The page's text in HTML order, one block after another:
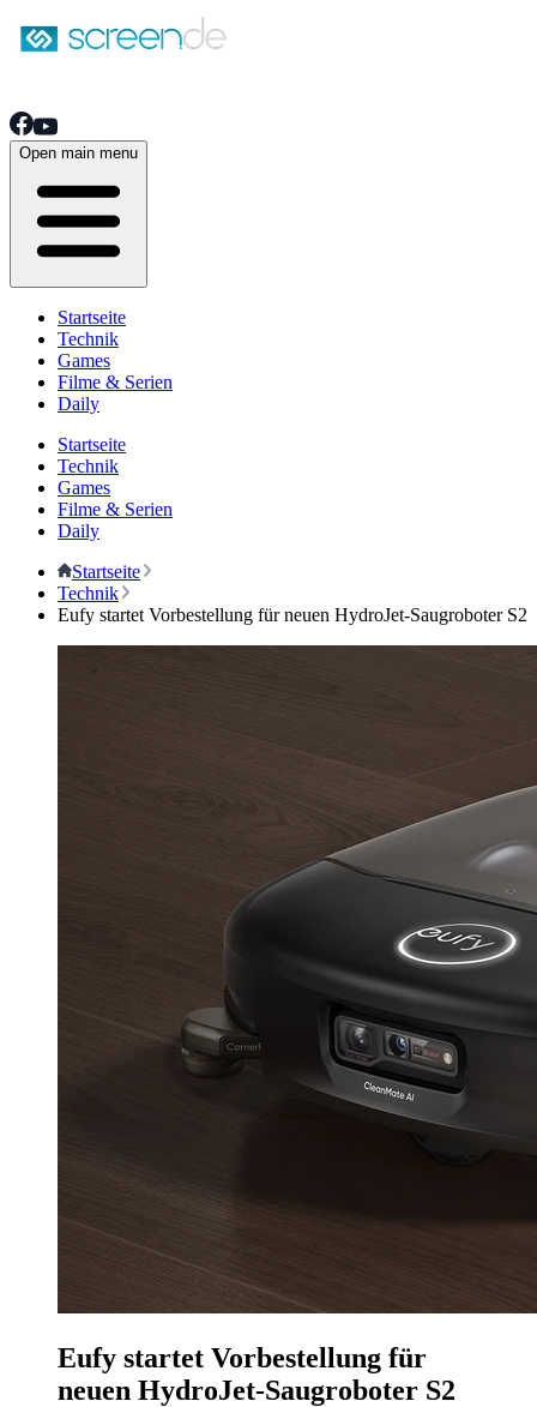
Open main menu
Startseite
Technik
Games
Filme & Serien
Daily
Startseite
Technik
Games
Filme & Serien
Daily
Startseite
Technik
Eufy startet Vorbestellung für neuen HydroJet-Saugroboter S2
Eufy startet Vorbestellung für
neuen HydroJet-Saugroboter S2